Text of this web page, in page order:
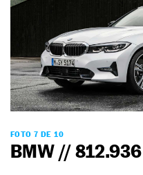
FOTO 7 DE 10
BMW //